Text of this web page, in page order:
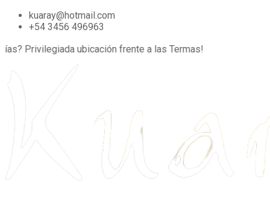
kuaray@hotmail.com
+54 3456 496963
Privilegiada ubicación frente a las Termas!